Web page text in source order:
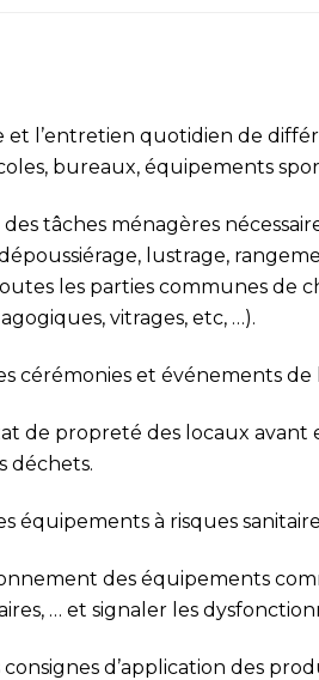
l’entretien quotidien de
bureaux, équipements
tâches ménagères
lustrage,
les parties communes de
vitrages, etc, …).
cérémonies et événements de
de propreté des locaux avant
déchets.
équipements à risques
des équipements
… et signaler les
d’application des